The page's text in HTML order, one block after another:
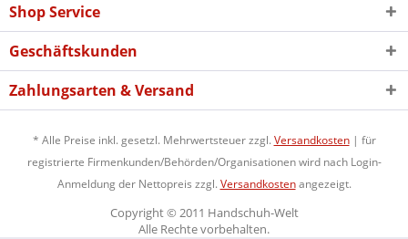
Shop Service
Geschäftskunden
Zahlungsarten & Versand
* Alle Preise inkl. gesetzl. Mehrwertsteuer zzgl. Versandkosten| für
registrierte Firmenkunden/Behörden/Organisationen wird nach Login-
Anmeldung der Nettopreis zzgl. Versandkostenangezeigt.
Copyright © 2011 Handschuh-Welt
Alle Rechte vorbehalten.